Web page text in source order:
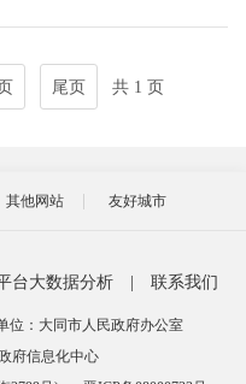
尾页 共 1 页
其他网站 友好城市
台大数据分析 联系我们
位：大同市人民政府办公室
府信息化中心